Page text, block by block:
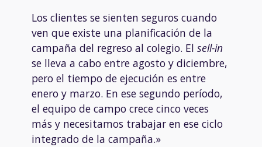
Los clientes se sienten seguros cuando
ven que existe una planificación de la
campaña del regreso al colegio. El sell-in
se lleva a cabo entre agosto y diciembre,
pero el tiempo de ejecución es entre
enero y marzo. En ese segundo período,
el equipo de campo crece cinco veces
más y necesitamos trabajar en ese ciclo
integrado de la campaña.»